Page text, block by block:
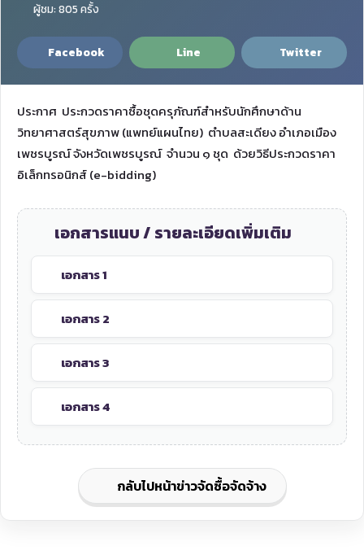
ผู้ชม: 805 ครั้ง
Facebook Line Twitter
ประกาศ ประกวดราคาซื้อชุดครุภัณฑ์สำหรับนักศึกษาด้าน
วิทยาศาสตร์สุขภาพ (แพทย์แผนไทย) ตำบลสะเดียง อำเภอเมือง
เพชรบูรณ์ จังหวัดเพชรบูรณ์ จำนวน ๑ ชุด ด้วยวิธีประกวดราคา
อิเล็กทรอนิกส์ (e-bidding)
เอกสารแนบ / รายละเอียดเพิ่มเติม
เอกสาร 1
เอกสาร 2
เอกสาร 3
เอกสาร 4
กลับไปหน้าข่าวจัดซื้อจัดจ้าง